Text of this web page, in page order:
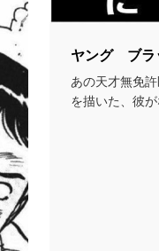
ヤング ブラ
あの天才無免
を描いた、彼